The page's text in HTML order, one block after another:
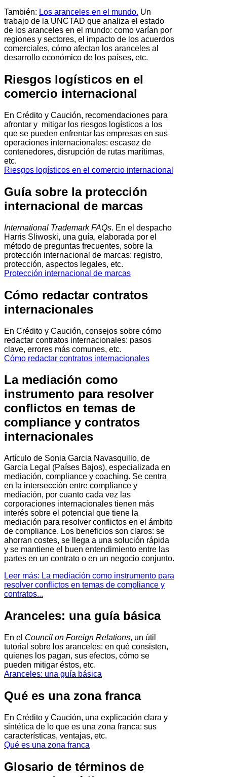
También: Los aranceles en el mundo. Un
trabajo de la UNCTAD que analiza el estado
de los aranceles en el mundo: como varían por
regiones y sectores, el impacto de los acuerdos
comerciales, cómo afectan los aranceles al
desarrollo económico de los países, etc.
Riesgos logísticos en el
comercio internacional
En Crédito y Caución, recomendaciones para
afrontar y mitigar los riesgos logísticos a los
que se pueden enfrentar las empresas en sus
operaciones internacionales: escasez de
contenedores, disrupción de rutas marítimas,
etc.
Riesgos logísticos en el comercio internacional
Guía sobre la protección
internacional de marcas
International Trademark FAQs. En el despacho
Harris Sliwoski, una guía, elaborada por el
método de preguntas frecuentes, sobre la
protección internacional de marcas: registro,
protección, aspectos legales, etc.
Protección internacional de marcas
Cómo redactar contratos
internacionales
En Crédito y Caución, consejos sobre cómo
redactar contratos internacionales: pasos
clave, errores más comunes, etc.
Cómo redactar contratos internacionales
La mediación como
instrumento para resolver
conflictos en temas de
compliance y contratos
internacionales
Artículo de Sonia Garcia Navasquillo, de
Garcia Legal (Países Bajos), especializada en
mediación, compliance y coaching. Se centra
en la intersección entre compliance y
mediación, por cuanto cada vez las
corporaciones internacionales tienen más
interés sobre el potencial que tiene la
mediación para resolver conflictos en el ámbito
de compliance. Los beneficios son claros: se
ahorran costes, se llega a una solución rápida
y se mantiene el buen entendimiento entre las
partes en un contrato o en un negocio conjunto.
Leer más: La mediación como instrumento para
resolver conflictos en temas de compliance y
contratos...
Aranceles: una guía básica
En el Council on Foreign Relations, un útil
tutorial sobre los aranceles: en qué consisten,
quienes los pagan, sus efectos, cómo se
pueden mitigar éstos, etc.
Aranceles: una guía básica
Qué es una zona franca
En Crédito y Caución, una explicación clara y
sintética de lo que es una zona franca: sus
características, ventajas, etc.
Qué es una zona franca
Glosario de términos de